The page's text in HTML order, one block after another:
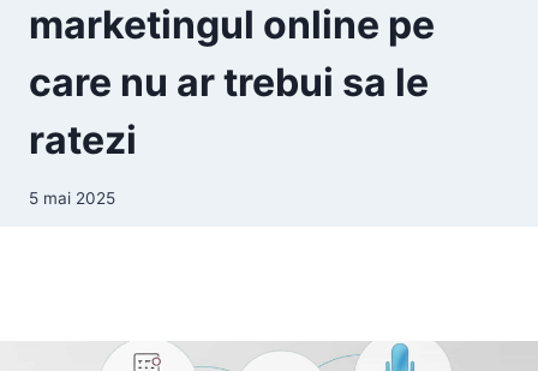
marketingul online pe
care nu ar trebui sa le
ratezi
5 mai 2025